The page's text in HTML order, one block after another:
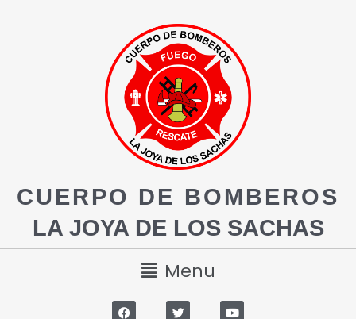
CUERPO DE BOMBEROS
LA JOYA DE LOS SACHAS
Menu